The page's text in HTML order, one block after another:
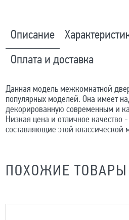
Описание
Оплата и доставка
Данная модель межкомнатной
популярных моделей. Она имеет
декорированную современным и
Низкая цена и отличное качество
составляющие этой классической
ПОХОЖИЕ ТОВАРЫ